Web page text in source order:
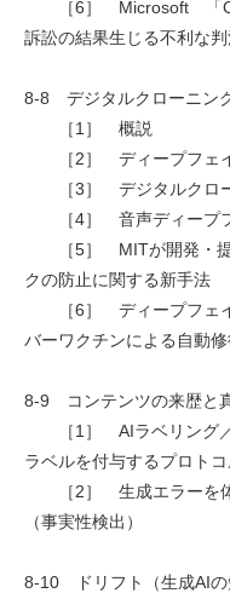
［6］ Microsoft 「
訴訟の結果生じる不利な
8-8 デジタルクローニン
［1］ 概説
［2］ ディープフェ
［3］ デジタルクロ
［4］ 音声ディープ
［5］ MITが開発・提
クの防止に関する新手法
［6］ ディープフェイ
バーワクチンによる自動修
8-9 コンテンツの来歴と
［1］ AIラベリング／
ラベルを付与するプロト
［2］ 生成エラーを体
（事実性検出）
8-10 ドリフト（生成AIの